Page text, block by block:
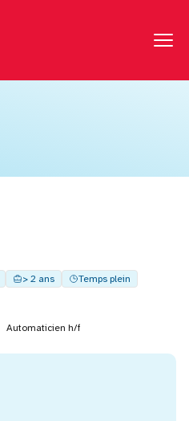
> 2 ans
Temps plein
Automaticien h/f